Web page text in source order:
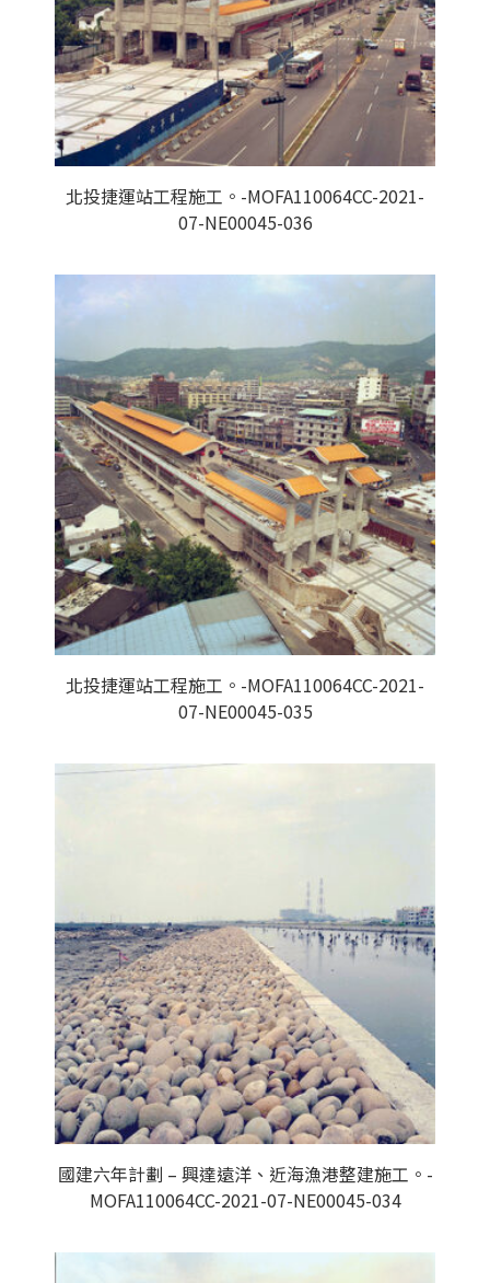
北投捷運站工程施工。-MOFA110064CC-2021-
07-NE00045-036
北投捷運站工程施工。-MOFA110064CC-2021-
07-NE00045-035
國建六年計劃 – 興達遠洋、近海漁港整建施工。-
MOFA110064CC-2021-07-NE00045-034